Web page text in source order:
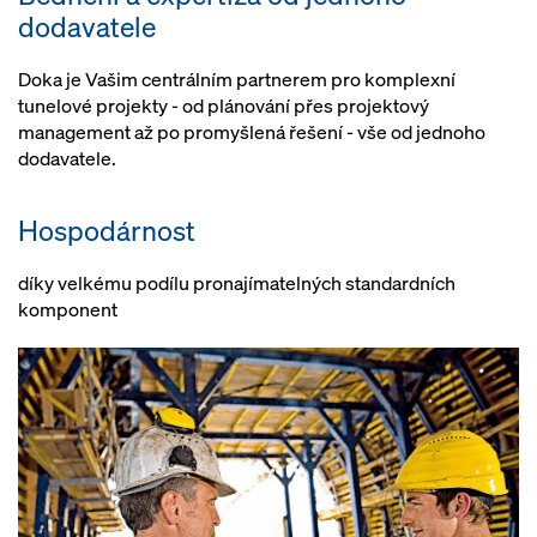
Hladký průběh stavby
Volitelně: Krátká doba montáže
díky předmontovaným
komponentám bednění a nosné
dodavatele
Doka je Vašim centrálním partnerem pro komplexní
tunelové projekty - od plánování přes projektový
management až po promyšlená řešení - vše od jednoho
dodavatele.
Hospodárnost
díky velkému podílu pronajímatelných standardních
komponent